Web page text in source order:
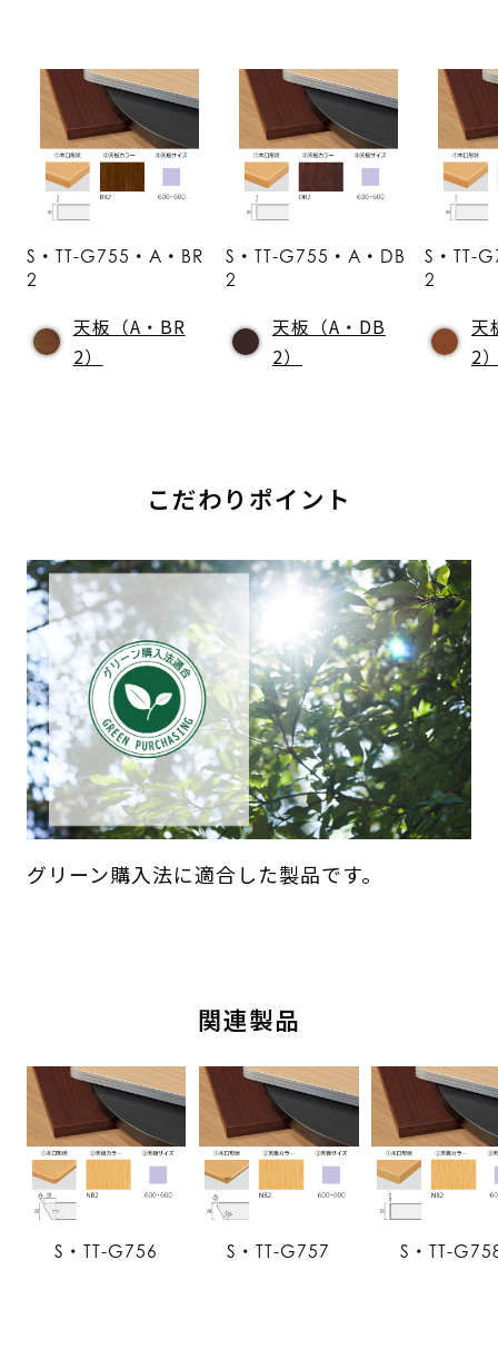
S・TT-G755・A・BR
2
天板（A・BR
2）
S・TT-G755・A・DB
2
天板（A・DB
2）
S・TT-
2
天
2
こだわりポイント
グリーン購入法に適合した製品です。
関連製品
S・TT-G756 S・TT-G757 S・TT-